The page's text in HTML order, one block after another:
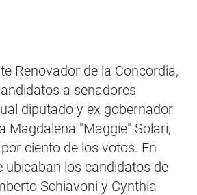
Renovador de la Concordia,
a senadores
diputado y ex gobernador
Magdalena "Maggie" Solari,
ciento de los votos. En
ubicaban los candidatos de
Schiavoni y Cynthia